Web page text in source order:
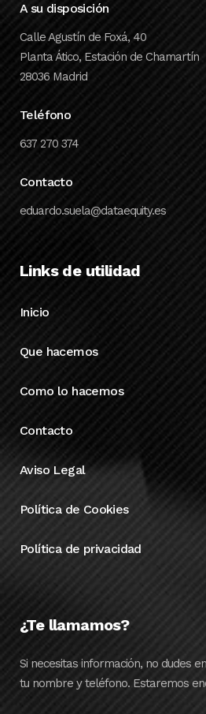
A su disposición
Calle Agustín de Foxá, 40
Planta Ático, Estación de Chamartín
28036 Madrid
Teléfono
637 270 374
Contacto
eduardo.suela@dataequity.es
Links de utilidad
Inicio
Que hacemos
Como lo hacemos
Contacto
Aviso Legal
Política de Cookies
Política de privacidad
¿Te llamamos?
Si necesitas información, no dudes
tu nombre y teléfono. Estaremos